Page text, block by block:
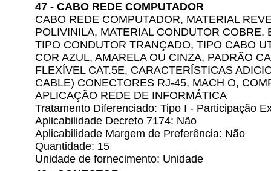
47 - CABO REDE COMPUTADOR
CABO REDE COMPUTADOR, MATERIAL
POLIVINILA, MATERIAL CONDUTOR COBRE,
TIPO CONDUTOR TRANÇADO, TIPO CABO
COR AZUL, AMARELA OU CINZA, PADRÃO
FLEXÍVEL CAT.5E, CARACTERÍSTICAS
CABLE) CONECTORES RJ-45, MACH O,
APLICAÇÃO REDE DE INFORMÁTICA
Tratamento Diferenciado: Tipo I - Participação
Aplicabilidade Decreto 7174: Não
Aplicabilidade Margem de Preferência: Não
Quantidade: 15
Unidade de fornecimento: Unidade